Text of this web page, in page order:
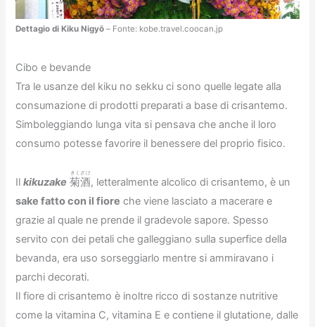
Dettagio di Kiku Nigyō – Fonte: kobe.travel.coocan.jp
Cibo e bevande
Tra le usanze del kiku no sekku ci sono quelle legate alla
consumazione di prodotti preparati a base di crisantemo.
Simboleggiando lunga vita si pensava che anche il loro
consumo potesse favorire il benessere del proprio fisico.
Ilkikuzake 菊酒
きくざけ
, letteralmente alcolico di crisantemo, è un
sake fatto con il fiore che viene lasciato a macerare e
grazie al quale ne prende il gradevole sapore. Spesso
servito con dei petali che galleggiano sulla superfice della
bevanda, era uso sorseggiarlo mentre si ammiravano i
parchi decorati.
Il fiore di crisantemo è inoltre ricco di sostanze nutritive
come la vitamina C, vitamina E e contiene il glutatione, dalle